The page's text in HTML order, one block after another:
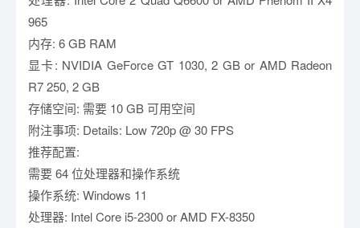
965
内存: 6 GB RAM
显卡: NVIDIA GeForce GT 1030, 2 GB or AMD Radeon
R7 250, 2 GB
存储空间: 需要 10 GB 可用空间
附注事项: Details: Low 720p @ 30 FPS
推荐配置:
需要 64 位处理器和操作系统
操作系统: Windows 11
处理器: Intel Core i5-2300 or AMD FX-8350